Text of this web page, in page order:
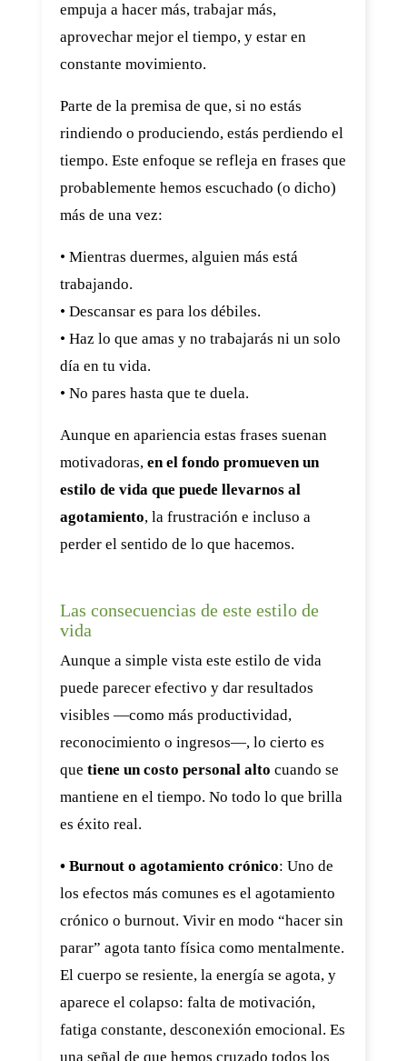
empuja a hacer más, trabajar más,
aprovechar mejor el tiempo, y estar en
constante movimiento.
Parte de la premisa de que, si no estás
rindiendo o produciendo, estás perdiendo el
tiempo. Este enfoque se refleja en frases que
probablemente hemos escuchado (o dicho)
más de una vez:
• Mientras duermes, alguien más está
trabajando.
• Descansar es para los débiles.
• Haz lo que amas y no trabajarás ni un solo
día en tu vida.
• No pares hasta que te duela.
Aunque en apariencia estas frases suenan
motivadoras, en el fondo promueven un
estilo de vida que puede llevarnos al
agotamiento, la frustración e incluso a
perder el sentido de lo que hacemos.
Las consecuencias de este estilo de
vida
Aunque a simple vista este estilo de vida
puede parecer efectivo y dar resultados
visibles —como más productividad,
reconocimiento o ingresos—, lo cierto es
que tiene un costo personal alto cuando se
mantiene en el tiempo. No todo lo que brilla
es éxito real.
• Burnout o agotamiento crónico: Uno de
los efectos más comunes es el agotamiento
crónico o burnout. Vivir en modo “hacer sin
parar” agota tanto física como mentalmente.
El cuerpo se resiente, la energía se agota, y
aparece el colapso: falta de motivación,
fatiga constante, desconexión emocional. Es
una señal de que hemos cruzado todos los